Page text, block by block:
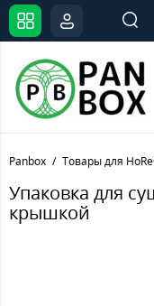
Panbox Товары для
Упаковка для
крышкой